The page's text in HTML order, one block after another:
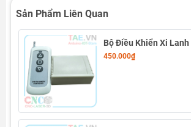
Sản Phẩm Liên Quan
Bộ Điều Khiển Xi Lanh
450.000₫